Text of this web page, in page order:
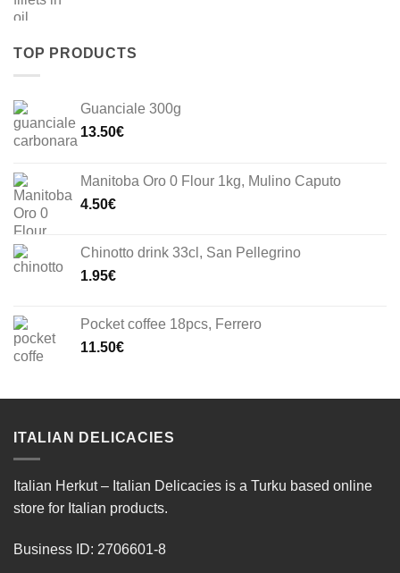
33.00€.
TOP PRODUCTS
Guanciale 300g
13.50€
Manitoba Oro 0 Flour 1kg, Mulino Caputo
4.50€
Chinotto drink 33cl, San Pellegrino
1.95€
Pocket coffee 18pcs, Ferrero
11.50€
ITALIAN DELICACIES
Italian Herkut – Italian Delicacies is a Turku based online
store for Italian products.
Business ID: 2706601-8